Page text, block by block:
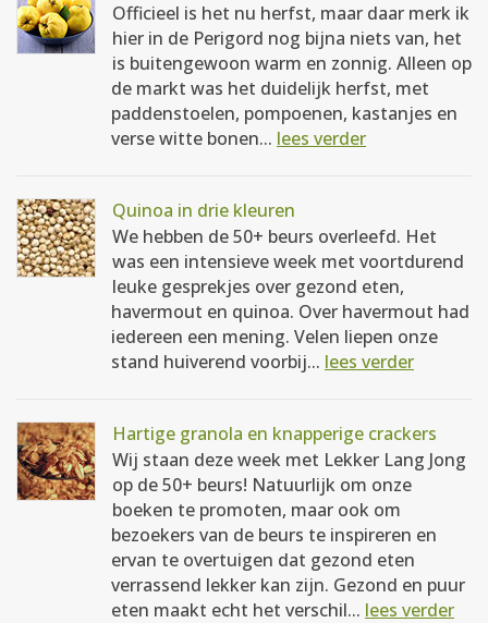
Officieel is het nu herfst, maar daar merk ik
hier in de Perigord nog bijna niets van, het
is buitengewoon warm en zonnig. Alleen op
de markt was het duidelijk herfst, met
paddenstoelen, pompoenen, kastanjes en
verse witte bonen... lees verder
Quinoa in drie kleuren
We hebben de 50+ beurs overleefd. Het
was een intensieve week met voortdurend
leuke gesprekjes over gezond eten,
havermout en quinoa. Over havermout had
iedereen een mening. Velen liepen onze
stand huiverend voorbij... lees verder
Hartige granola en knapperige crackers
Wij staan deze week met Lekker Lang Jong
op de 50+ beurs! Natuurlijk om onze
boeken te promoten, maar ook om
bezoekers van de beurs te inspireren en
ervan te overtuigen dat gezond eten
verrassend lekker kan zijn. Gezond en puur
eten maakt echt het verschil... lees verder